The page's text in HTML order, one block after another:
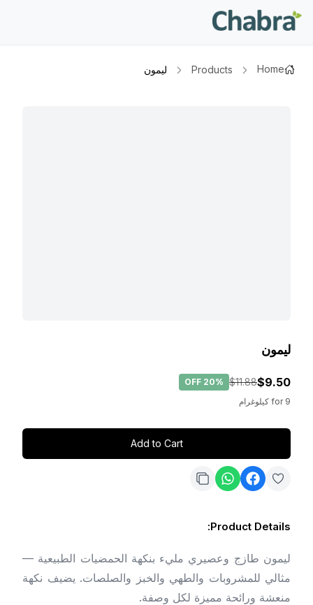
Home
Products ليمون
ليمون
$9.50
$11.88
20%
OFF
for 9 كيلوغرام
Add to Cart
Product Details
:
ليمون طازج وعصيري مليء بنكهة الحمضيات الطبيعية —
مثالي للمشروبات والطهي والخبز والصلصات. يضيف نكهة
منعشة ورائحة مميزة لكل وصفة.